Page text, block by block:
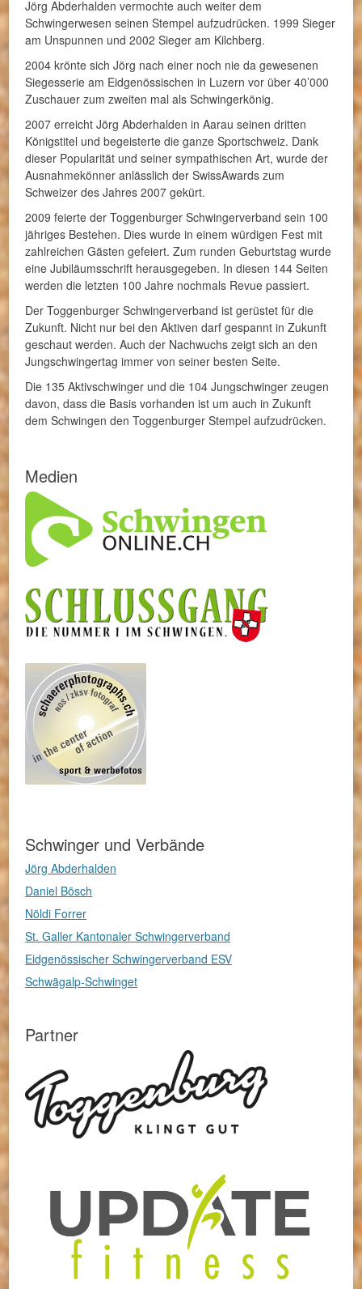
Jörg Abderhalden vermochte auch weiter dem
Schwingerwesen seinen Stempel aufzudrücken. 1999 Sieger
am Unspunnen und 2002 Sieger am Kilchberg.
2004 krönte sich Jörg nach einer noch nie da gewesenen
Siegesserie am Eidgenössischen in Luzern vor über 40’000
Zuschauer zum zweiten mal als Schwingerkönig.
2007 erreicht Jörg Abderhalden in Aarau seinen dritten
Königstitel und begeisterte die ganze Sportschweiz. Dank
dieser Popularität und seiner sympathischen Art, wurde der
Ausnahmekönner anlässlich der SwissAwards zum
Schweizer des Jahres 2007 gekürt.
2009 feierte der Toggenburger Schwingerverband sein 100
jähriges Bestehen. Dies wurde in einem würdigen Fest mit
zahlreichen Gästen gefeiert. Zum runden Geburtstag wurde
eine Jubiläumsschrift herausgegeben. In diesen 144 Seiten
werden die letzten 100 Jahre nochmals Revue passiert.
Der Toggenburger Schwingerverband ist gerüstet für die
Zukunft. Nicht nur bei den Aktiven darf gespannt in Zukunft
geschaut werden. Auch der Nachwuchs zeigt sich an den
Jungschwingertag immer von seiner besten Seite.
Die 135 Aktivschwinger und die 104 Jungschwinger zeugen
davon, dass die Basis vorhanden ist um auch in Zukunft
dem Schwingen den Toggenburger Stempel aufzudrücken.
Medien
Schwinger und Verbände
Jörg Abderhalden
Daniel Bösch
Nöldi Forrer
St. Galler Kantonaler Schwingerverband
Eidgenössischer Schwingerverband ESV
Schwägalp-Schwinget
Partner